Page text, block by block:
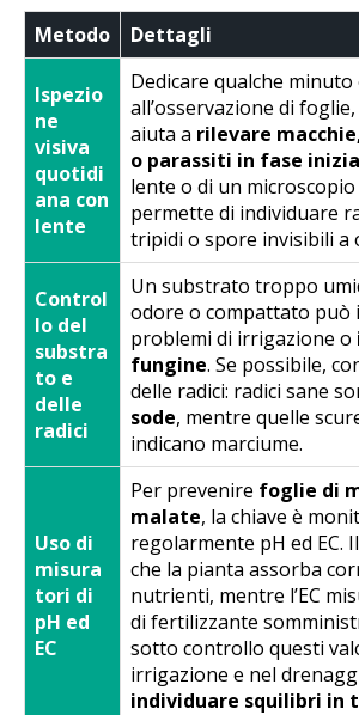
Metodo Dettagli
Ispezio
ne
visiva
quotidi
ana con
lente
Dedicare qualche
all’osservazione di
aiuta a rilevare
o parassiti in fase
lente o di un
permette di individuare
tripidi o spore invisibili a
Control
lo del
substra
to e
delle
radici
Un substrato troppo
odore o compattato può
problemi di irrigazione o
fungine. Se possibile,
delle radici: radici sane
sode, mentre quelle
indicano marciume.
Uso di
misura
tori di
pH ed
EC
Per prevenire foglie di
malate, la chiave è
regolarmente pH ed EC.
che la pianta assorba
nutrienti, mentre l’EC
di fertilizzante
sotto controllo questi
irrigazione e nel
individuare squilibri in